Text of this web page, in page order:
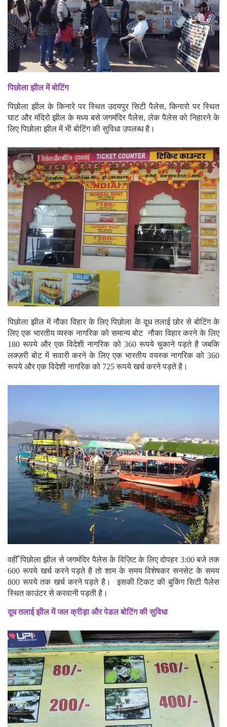
पिछोला झील में बोटिंग
पिछोला झील के किनारे पर स्थित उदयपुर सिटी पैलेस, किनारो पर स्थित
घाट और मंदिरो झील के मध्य बसे जगमंदिर पैलेस, लेक पैलेस को निहारने के
लिए पिछोला झील में भी बोटिंग की सुविधा उपलब्ध है।
पिछोला झील में नौका विहार के लिए पिछोला के दूध तलाई छोर से बोटिंग के
लिए एक भारतीय व्यस्क नागरिक को समान्य बोट नौका विहार करने के लिए
180 रूपये और एक विदेशी नागरिक को 360 रूपये चुकाने पड़ते है जबकि
लक्ज़री बोट में सवारी करने के लिए एक भारतीय वयस्क नागरिक को 360
रूपये और एक विदेशी नागरिक को 725 रूपये खर्च करने पड़ते है।
वहीँ पिछोला झील से जगमंदिर पैलेस के विज़िट के लिए दोपहर 3:00 बजे तक
600 रूपये खर्च करने पड़ते है तो शाम के समय विशेषकर सनसेट के समय
800 रूपये तक खर्च करने पड़ते है। इसकी टिकट की बुकिंग सिटी पैलेस
स्थित काउंटर से करवानी पड़ती है।
दूध तलाई झील में जल क्रीड़ा और पेडल बोटिंग की सुविधा